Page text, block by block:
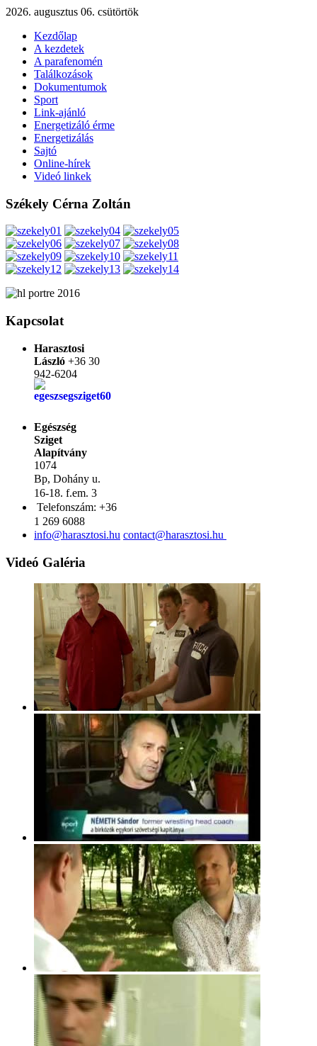
2026. augusztus 06. csütörtök
Kezdőlap
A kezdetek
A parafenomén
Találkozások
Dokumentumok
Sport
Link-ajánló
Energetizáló érme
Energetizálás
Sajtó
Online-hírek
Videó linkek
Székely Cérna Zoltán
Kapcsolat
Harasztosi
László +36 30
942-6204
Egészség
Sziget
Alapítvány
1074
Bp, Dohány u.
16-18. f.em. 3
Telefonszám: +36
1 269 6088
Videó Galéria